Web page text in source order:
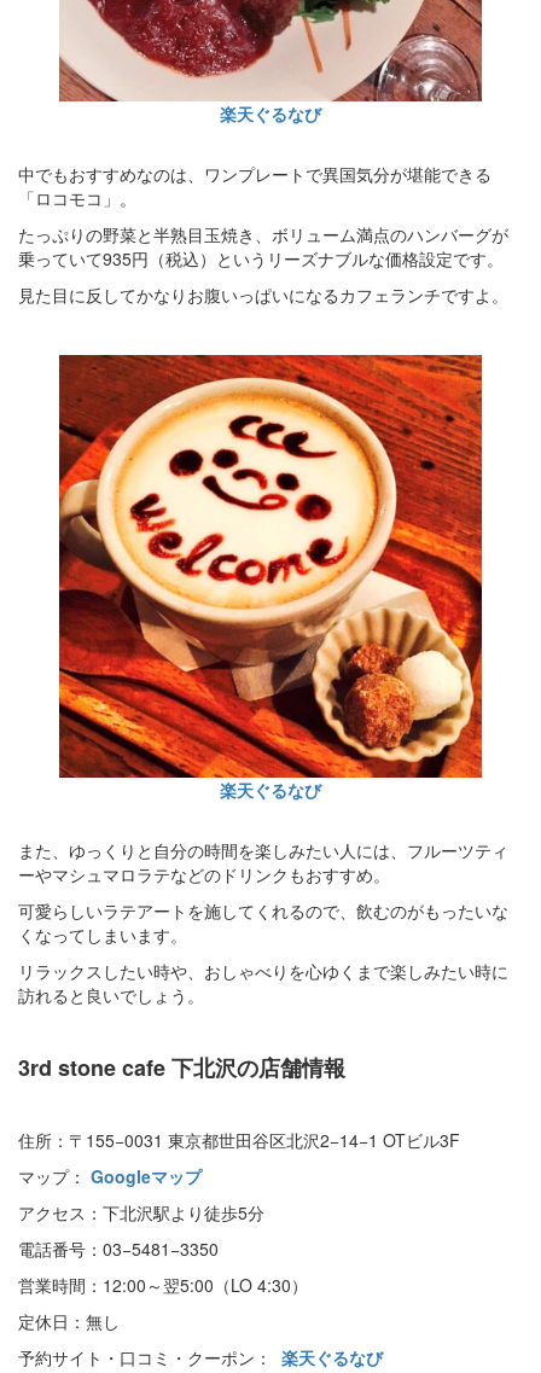
楽天ぐるなび
中でもおすすめなのは、ワンプレートで異国気分が堪能できる
「ロコモコ」。
たっぷりの野菜と半熟目玉焼き、ボリューム満点のハンバーグが
乗っていて935円（税込）というリーズナブルな価格設定です。
見た目に反してかなりお腹いっぱいになるカフェランチですよ。
楽天ぐるなび
また、ゆっくりと自分の時間を楽しみたい人には、フルーツティ
ーやマシュマロラテなどのドリンクもおすすめ。
可愛らしいラテアートを施してくれるので、飲むのがもったいな
くなってしまいます。
リラックスしたい時や、おしゃべりを心ゆくまで楽しみたい時に
訪れると良いでしょう。
3rd stone cafe下北沢の店舗情報
住所：〒155−0031 東京都世田谷区北沢2−14−1 OTビル3F
マップ： Googleマップ
アクセス：下北沢駅より徒歩5分
電話番号：03−5481−3350
営業時間：12:00～翌5:00（LO 4:30）
定休日：無し
予約サイト・口コミ・クーポン： 楽天ぐるなび